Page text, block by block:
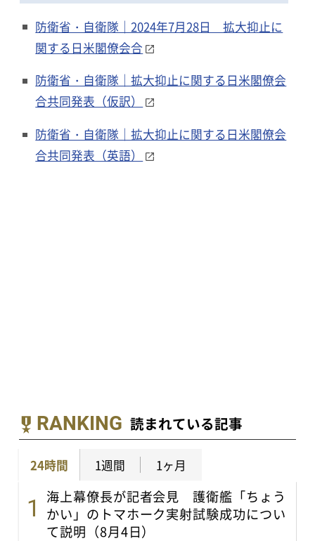
防衛省・自衛隊｜2024年7月28日 拡大抑止に
関する日米閣僚会合
防衛省・自衛隊｜拡大抑止に関する日米閣僚会
合共同発表（仮訳）
防衛省・自衛隊｜拡大抑止に関する日米閣僚会
合共同発表（英語）
RANKING 読まれている記事
24時間 1週間 1ヶ月
海上幕僚長が記者会見 護衛艦「ちょう
かい」のトマホーク実射試験成功につい
て説明（8月4日）